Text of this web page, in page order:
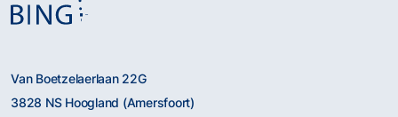
Van Boetzelaerlaan 22G
3828 NS Hoogland (Amersfoort)